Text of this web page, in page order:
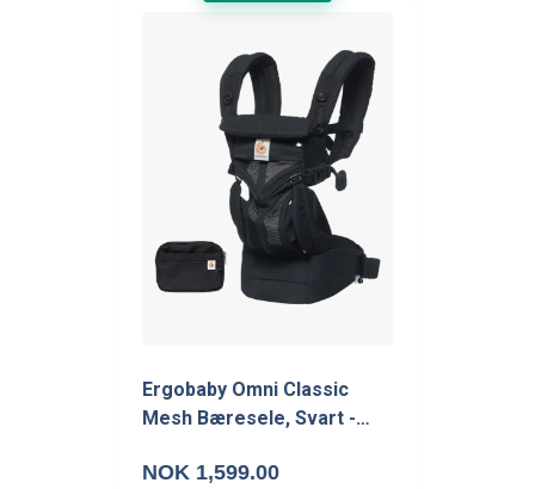
Ergobaby Omni Classic
Mesh Bæresele, Svart -
Polyester
NOK 1,599.00